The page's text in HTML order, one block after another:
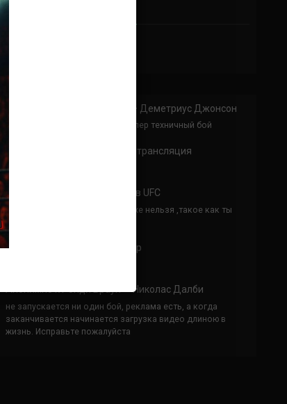
ПРИСОЕДИНЯЙСЯ
Доминик Круз — Деметриус Джонсон
Спасибо что выложили этот супер техничный бой
UFC 324 прямая трансляция
А как смотреть с ноутбука?
Анонимно Расписание боев UFC
Кусок говна ты, существом даже нельзя ,такое как ты
назвать!
Анонимно Конор МакГрегор
Рэнди Браун — Николас Далби
не запускается ни один бой, реклама есть, а когда
заканчивается начинается загрузка видео длиною в
жизнь. Исправьте пожалуйста